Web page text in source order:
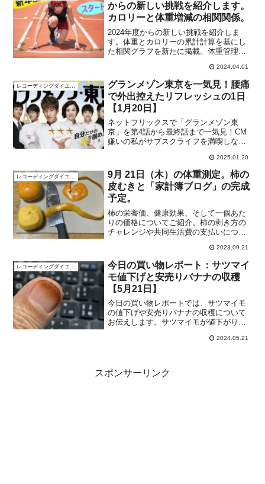
からの新しい挑戦を紹介します。
カロリーと体重増減の相関関係。
2024年度からの新しい挑戦を紹介しま
す。体重とカロリーの累計計算を基にし
た相関グラフを新たに掲載。体重管理の
新情報も。科学的アプローチで健康と財
務の管理を一歩先へ。
2024.04.01
レコーディングダイエット
グランメゾン東京を一気見！腰痛
で外出控えたリフレッシュの1日
【1月20日】
ネットフリックスで「グランメゾン東
京」を第4話から最終話まで一気見！CM
嫌いの私がサブスクライフを満喫しなが
ドラマの感想をお届けします。たまには
リフレッシュも大切です！
2025.01.20
9月 21日（木）の体重測定。柿の
皮むきと「家計簿ブログ」の完成
予定。
柿の栄養価、健康効果、そして一個あた
りの価格についてご紹介。柿の剥き方の
チャレンジや共同生活費の支払いについ
2023.09.21
レコーディングダイエット
今日の買い物レポート：サツマイ
モ値下げと安売りバナナの収穫
【5月21日】
今日の買い物レポートでは、サツマイモ
の値下げや安売りバナナの収穫について
お伝えします。サツマイモが値下がり
や、安売りバナナの小分けについてご紹
も掲載しました。
2024.05.21
スポンサーリンク